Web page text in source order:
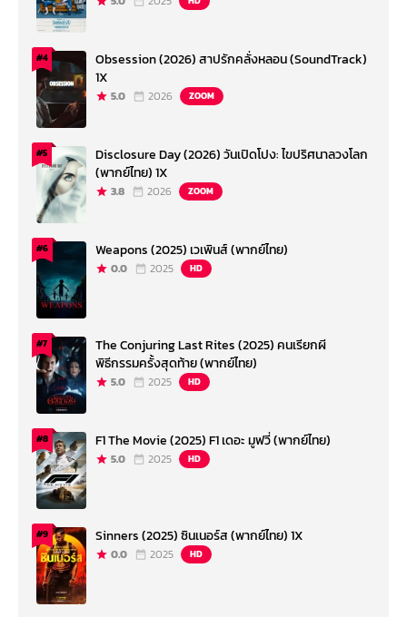
#4
Obsession (2026) สาปรักคลั่งหลอน (SoundTrack)
1X
5.0 2026 ZOOM
#5
Disclosure Day (2026) วันเปิดโปง: ไขปริศนาลวงโลก
(พากย์ไทย) 1X
3.8 2026 ZOOM
#6 Weapons (2025) เวเพินส์ (พากย์ไทย)
0.0 2025 HD
#7
The Conjuring Last Rites (2025) คนเรียกผี
พิธีกรรมครั้งสุดท้าย (พากย์ไทย)
5.0 2025 HD
#8 F1 The Movie (2025) F1 เดอะ มูฟวี่ (พากย์ไทย)
5.0 2025 HD
#9 Sinners (2025) ซินเนอร์ส (พากย์ไทย) 1X
0.0 2025 HD